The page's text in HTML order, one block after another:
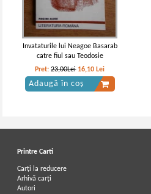
IN STOC
100,00Lei
Adaugă în coș
-30%
Constantin Chirita - Ciresarii, vol 3.
Invataturile lui Neagoe Basarab
catre fiul sau Teodosie
Pret:23,00Lei 16,10 Lei
Adaugă în coș
Printre Carti
Carți la reducere
Arhivă carți
Autori